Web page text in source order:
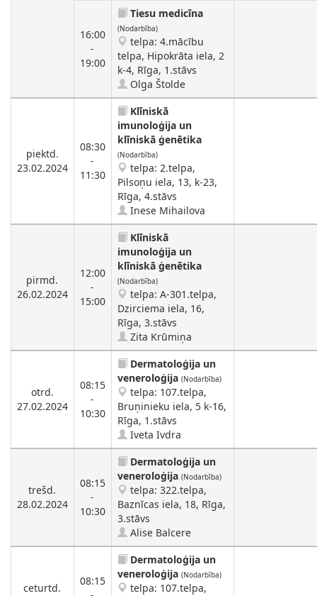
16:00
-
19:00
Tiesu medicīna
(Nodarbība)
telpa: 4.mācību
telpa, Hipokrāta iela, 2
k-4, Rīga, 1.stāvs
Olga Štolde
piektd.
23.02.2024
08:30
-
11:30
Klīniskā
imunoloģija un
klīniskā ģenētika
(Nodarbība)
telpa: 2.telpa,
Pilsoņu iela, 13, k-23,
Rīga, 4.stāvs
Inese Mihailova
pirmd.
26.02.2024
12:00
-
15:00
Klīniskā
imunoloģija un
klīniskā ģenētika
(Nodarbība)
telpa: A-301.telpa,
Dzirciema iela, 16,
Rīga, 3.stāvs
Zita Krūmiņa
otrd.
27.02.2024
08:15
-
10:30
Dermatoloģija un
veneroloģija (Nodarbība)
telpa: 107.telpa,
Bruņinieku iela, 5 k-16,
Rīga, 1.stāvs
Iveta Ivdra
trešd.
28.02.2024
08:15
-
10:30
Dermatoloģija un
veneroloģija (Nodarbība)
telpa: 322.telpa,
Baznīcas iela, 18, Rīga,
3.stāvs
Alise Balcere
ceturtd.
08:15
Dermatoloģija un
veneroloģija (Nodarbība)
telpa: 107.telpa,